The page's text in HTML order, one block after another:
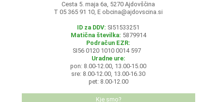
Cesta 5. maja 6a, 5270 Ajdovščina
T 05 365 91 10, E obcina@ajdovscina.si
ID za DDV: SI51533251
Matična številka: 5879914
Podračun EZR:
SI56 0120 1010 0014 597
Uradne ure:
pon: 8.00-12.00, 13.00-15.00
sre: 8.00-12.00, 13.00-16.30
pet: 8.00-12.00
Kje smo?